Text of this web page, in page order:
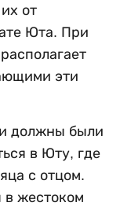
от
Юта. При
эти
должны были
в Юту, где
с отцом.
в жестоком